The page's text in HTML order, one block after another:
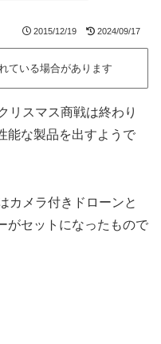
2015/12/19 2024/09/17
ている場合があります
リスマス商戦は終わり
能な製品を出すようで
カメラ付きドローンと
がセットになったもので